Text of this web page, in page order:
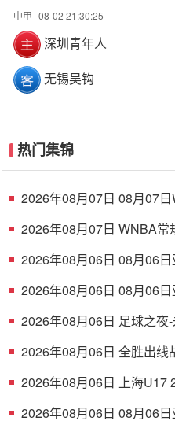
中甲 08-02 21:30:25
深圳青年人
无锡吴钩
热门集锦
2026年08月07日 08月07
2026年08月07日 WNBA常
2026年08月06日 08月06
2026年08月06日 08月06
2026年08月06日 足球之夜
2026年08月06日 全胜出
2026年08月06日 上海U17
2026年08月06日 08月06